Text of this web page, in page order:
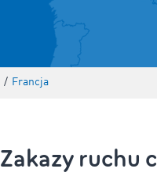
/ Francja
Zakazy ruchu